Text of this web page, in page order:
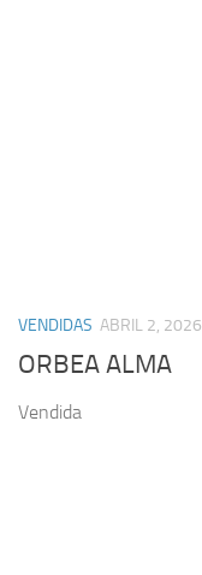
VENDIDAS ABRIL 2, 2026
ORBEA ALMA
Vendida